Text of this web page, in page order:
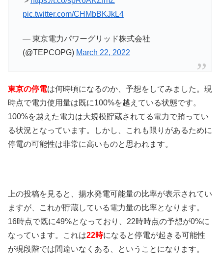
pic.twitter.com/CHMbBKJkL4
— 東京電力パワーグリッド株式会社
(@TEPCOPG) March 22, 2022
東京の停電は何時頃になるのか、予想をしてみました。現
時点で電力使用量は既に100%を越えている状態です。
100%を越えた電力は大規模貯蔵されてる電力で賄ってい
る状況となっています。しかし、これも限りがあるために
停電の可能性は非常に高いものと思われます。
上の投稿を見ると、揚水発電可能量の比率が表示されてい
ますが、これが貯蔵している電力量の比率となります。
16時点で既に49%となっており、22時時点の予想が0%に
なっています。これは22時になると停電が起きる可能性
が現段階では間違いなくある、ということになります。